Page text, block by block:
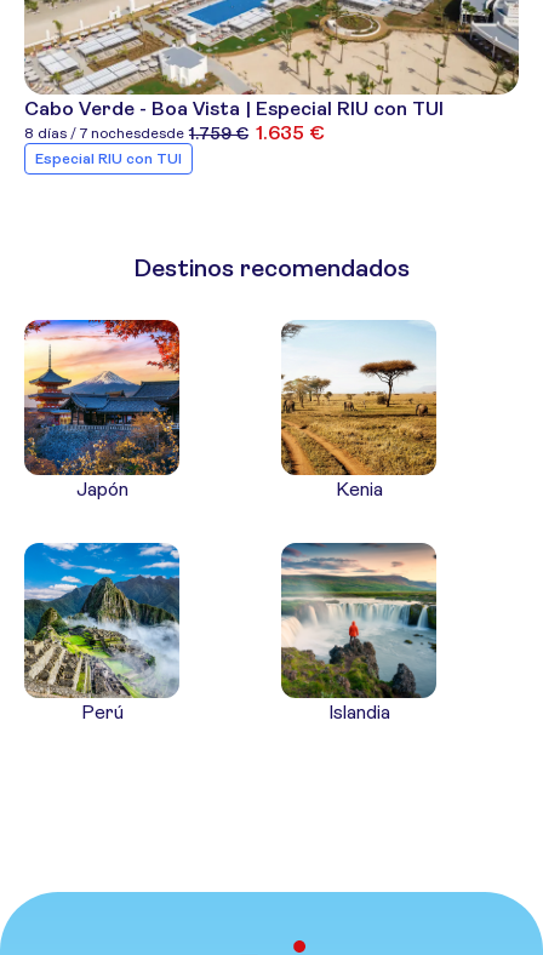
Cabo Verde - Boa Vista | Especial RIU con TUI
8 días / 7 nochesdesde 1.759 € 1.635 €
Especial RIU con TUI
Destinos recomendados
Japón Kenia
Perú Islandia